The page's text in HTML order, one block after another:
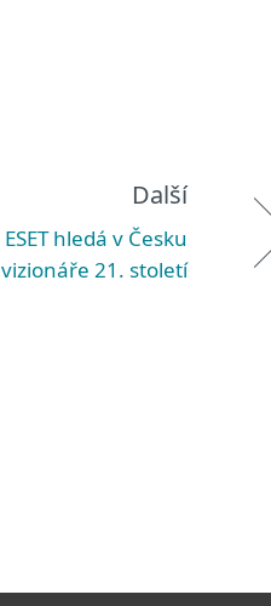
Další
ESET hledá v Česku
vizionáře 21. století